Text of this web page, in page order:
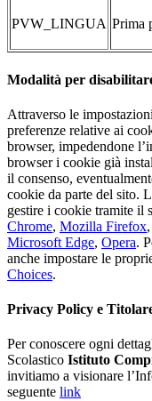
PVW_LINGUA Prima
Modalità per
Attraverso le
preferenze relative ai
browser, impedendone
browser i cookie già
il consenso,
cookie da parte del sito.
gestire i cookie tramite il
Chrome, Mozilla Firefox,
Microsoft Edge, Opera.
anche impostare le
Choices.
Privacy Policy e
Per conoscere ogni
Scolastico Istituto
invitiamo a visionare
seguente link